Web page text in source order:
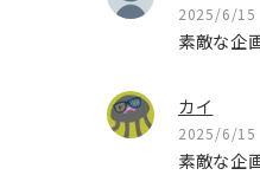
2025/6/15
素敵な企
カイ
2025/6/15
素敵な企